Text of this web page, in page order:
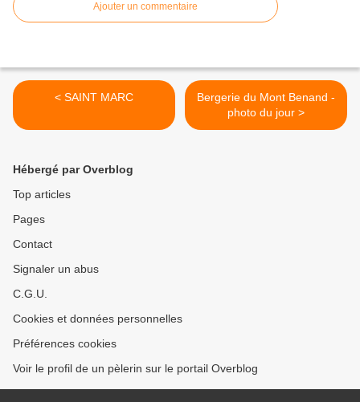
Ajouter un commentaire
< SAINT MARC
Bergerie du Mont Benand -
photo du jour >
Hébergé par Overblog
Top articles
Pages
Contact
Signaler un abus
C.G.U.
Cookies et données personnelles
Préférences cookies
Voir le profil de un pèlerin sur le portail Overblog